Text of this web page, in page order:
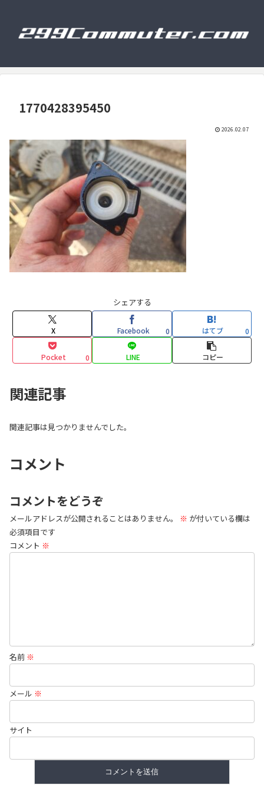
1770428395450
2026.02.07
シェアする
X Facebook 0 はてブ 0
Pocket 0 LINE コピー
関連記事
関連記事は見つかりませんでした。
コメント
コメントをどうぞ
メールアドレスが公開されることはありません。 ※ が付いている欄は
必須項目です
コメント ※
名前 ※
メール ※
サイト